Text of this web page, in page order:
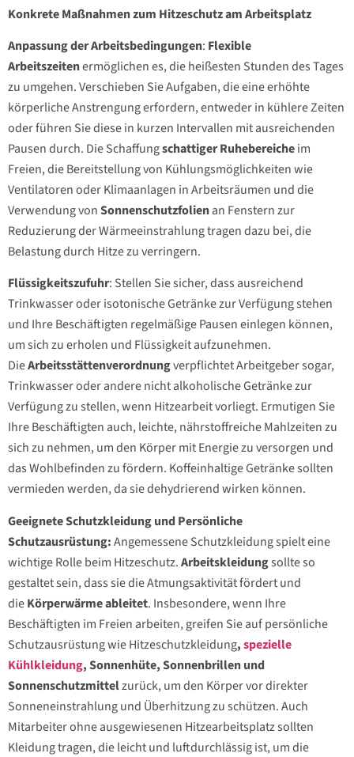
Konkrete Maßnahmen zum Hitzeschutz am Arbeitsplatz
Anpassung der Arbeitsbedingungen: Flexible
Arbeitszeitenermöglichen es, die heißesten Stunden des Tages
zu umgehen. Verschieben Sie Aufgaben, die eine erhöhte
körperliche Anstrengung erfordern, entweder in kühlere Zeiten
oder führen Sie diese in kurzen Intervallen mit ausreichenden
Pausen durch. Die Schaffungschattiger Ruhebereicheim
Freien, die Bereitstellung von Kühlungsmöglichkeiten wie
Ventilatoren oder Klimaanlagen in Arbeitsräumen und die
Verwendung vonSonnenschutzfolienan Fenstern zur
Reduzierung der Wärmeeinstrahlung tragen dazu bei, die
Belastung durch Hitze zu verringern.
Flüssigkeitszufuhr: Stellen Sie sicher, dass ausreichend
Trinkwasser oder isotonische Getränke zur Verfügung stehen
und Ihre Beschäftigten regelmäßige Pausen einlegen können,
um sich zu erholen und Flüssigkeit aufzunehmen.
DieArbeitsstättenverordnungverpflichtet Arbeitgeber sogar,
Trinkwasser oder andere nicht alkoholische Getränke zur
Verfügung zu stellen, wenn Hitzearbeit vorliegt. Ermutigen Sie
Ihre Beschäftigten auch, leichte, nährstoffreiche Mahlzeiten zu
sich zu nehmen, um den Körper mit Energie zu versorgen und
das Wohlbefinden zu fördern. Koffeinhaltige Getränke sollten
vermieden werden, da sie dehydrierend wirken können.
Geeignete Schutzkleidung und Persönliche
Schutzausrüstung:Angemessene Schutzkleidung spielt eine
wichtige Rolle beim Hitzeschutz.Arbeitskleidungsollte so
gestaltet sein, dass sie die Atmungsaktivität fördert und
dieKörperwärme ableitet. Insbesondere, wenn Ihre
Beschäftigten im Freien arbeiten, greifen Sie auf persönliche
Schutzausrüstung wie Hitzeschutzkleidung,spezielle
Kühlkleidung, Sonnenhüte, Sonnenbrillen und
Sonnenschutzmittelzurück, um den Körper vor direkter
Sonneneinstrahlung und Überhitzung zu schützen. Auch
Mitarbeiter ohne ausgewiesenen Hitzearbeitsplatz sollten
Kleidung tragen, die leicht und luftdurchlässig ist, um die